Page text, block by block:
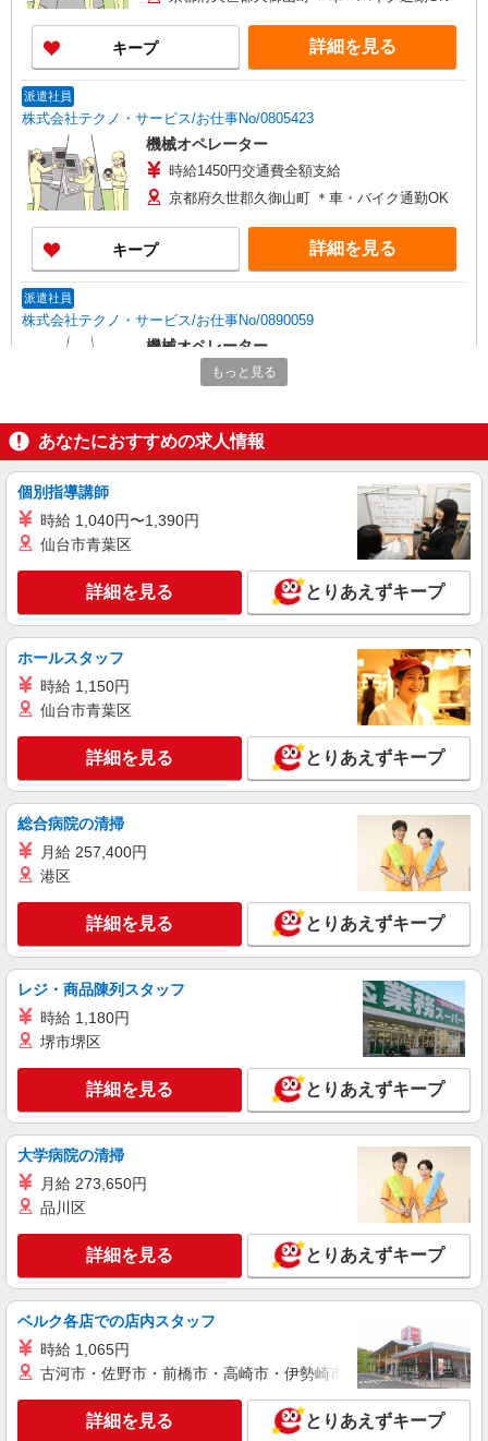
キープ 詳細を見る
派遣社員
株式会社テクノ・サービス/お仕事No/0805423
機械オペレーター
時給1450円交通費全額支給
京都府久世郡久御山町 ＊車・バイク通勤OK
キープ 詳細を見る
派遣社員
株式会社テクノ・サービス/お仕事No/0890059
機械オペレーター
時給1400円交通費全額支給
キープ
派遣社員
株式会社テクノ・サービス/お仕事No/0791354
時給1450円交通費全額支給
京都府久世郡久御山町 ＊車・バイク通勤OK
キープ 詳細を見る
派遣社員
精密機器の組立
時給1250円交通費全額支給
京都府久世郡久御山町 ＊バイク通勤OK
キープ 詳細を見る
派遣社員
戦力エージェント株式会社
食品フィルムの加工機械オペレーター・梱包
時給1500円＋交通費（社内規定有） ☆日払
い・週払いも対応しております！ 【月収例】 ★1
日7.75時間・21日勤務の場合（時給1500円）
（3,000円〜）、家族手当（配偶者1万円、お子様
一人5,000円）あり
詳細を見る
派遣社員
株式会社テクノ・サービス/お仕事No/0895550
京都府久世郡久御山町 ＊バイク通勤OK
キープ 詳細を見る
派遣社員
戦力エージェント株式会社
電子部品・通信機器などの機械オペレーター、
時給1300円＋交通費（社内規定有） （夜勤：
もっと見る
あなたにおすすめの求人情報
個別指導講師
時給 1,040円〜1,390円
仙台市青葉区
詳細を見る とりあえずキープ
ホールスタッフ
時給 1,150円
仙台市青葉区
詳細を見る とりあえずキープ
総合病院の清掃
月給 257,400円
港区
詳細を見る とりあえずキープ
レジ・商品陳列スタッフ
時給 1,180円
堺市堺区
詳細を見る とりあえずキープ
大学病院の清掃
月給 273,650円
品川区
詳細を見る とりあえずキープ
ベルク各店での店内スタッフ
時給 1,065円
古河市・佐野市・前橋市・高崎市・伊勢崎市・太田市・館林市
詳細を見る とりあえずキープ